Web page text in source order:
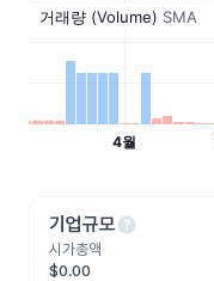
기업규모help
시가총액
$0.00